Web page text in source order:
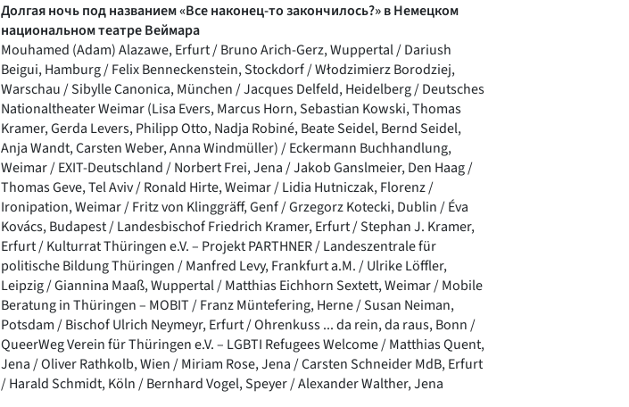
Долгая ночь под названием «Все наконец-то закончилось?» в Немецком
национальном театре Веймара
Mouhamed (Adam) Alazawe, Erfurt / Bruno Arich-Gerz, Wuppertal / Dariush
Beigui, Hamburg / Felix Benneckenstein, Stockdorf / Włodzimierz Borodziej,
Warschau / Sibylle Canonica, München / Jacques Delfeld, Heidelberg / Deutsches
Nationaltheater Weimar (Lisa Evers, Marcus Horn, Sebastian Kowski, Thomas
Kramer, Gerda Levers, Philipp Otto, Nadja Robiné, Beate Seidel, Bernd Seidel,
Anja Wandt, Carsten Weber, Anna Windmüller) / Eckermann Buchhandlung,
Weimar / EXIT-Deutschland / Norbert Frei, Jena / Jakob Ganslmeier, Den Haag /
Thomas Geve, Tel Aviv / Ronald Hirte, Weimar / Lidia Hutniczak, Florenz /
Ironipation, Weimar / Fritz von Klinggräff, Genf / Grzegorz Kotecki, Dublin / Éva
Kovács, Budapest / Landesbischof Friedrich Kramer, Erfurt / Stephan J. Kramer,
Erfurt / Kulturrat Thüringen e.V. – Projekt PARTHNER / Landeszentrale für
politische Bildung Thüringen / Manfred Levy, Frankfurt a.M. / Ulrike Löffler,
Leipzig / Giannina Maaß, Wuppertal / Matthias Eichhorn Sextett, Weimar / Mobile
Beratung in Thüringen – MOBIT / Franz Müntefering, Herne / Susan Neiman,
Potsdam / Bischof Ulrich Neymeyr, Erfurt / Ohrenkuss ... da rein, da raus, Bonn /
QueerWeg Verein für Thüringen e.V. – LGBTI Refugees Welcome / Matthias Quent,
Jena / Oliver Rathkolb, Wien / Miriam Rose, Jena / Carsten Schneider MdB, Erfurt
/ Harald Schmidt, Köln / Bernhard Vogel, Speyer / Alexander Walther, Jena